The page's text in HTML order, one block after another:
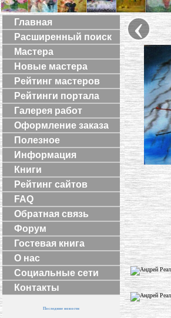
Главная
Расширенный поиск
Мастера
Новые мастера
Рейтинг мастеров
Рейтинги портала
Галерея работ
Оформление заказа
Полезное
Информация
Книги
Рейтинг сайтов
FAQ
Обратная связь
Форум
Гостевая книга
О нас
Социальные сети
Контакты
Последние новости
‹